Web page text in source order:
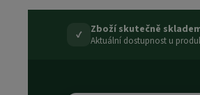
✓ Zboží skutečně
Aktuální dostupnost u